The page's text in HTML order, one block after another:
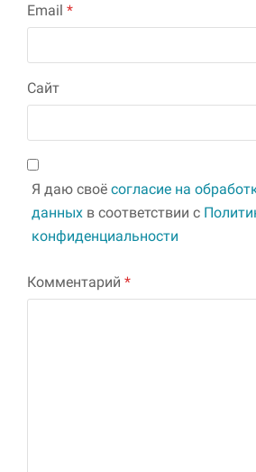
Email *
Сайт
Я даю своё согласие на
данных в соответствии с
конфиденциальности
Комментарий *